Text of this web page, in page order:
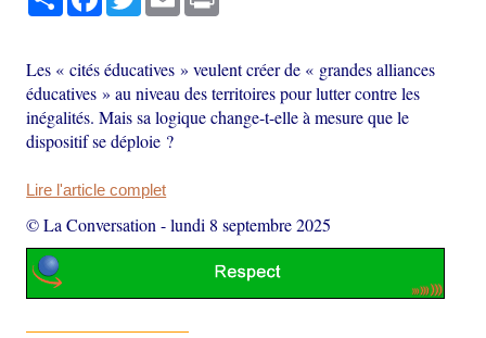
Les « cités éducatives » veulent créer de « grandes alliances
éducatives » au niveau des territoires pour lutter contre les
inégalités. Mais sa logique change-t-elle à mesure que le
dispositif se déploie ?
Lire l'article complet
© La Conversation -lundi 8 septembre 2025